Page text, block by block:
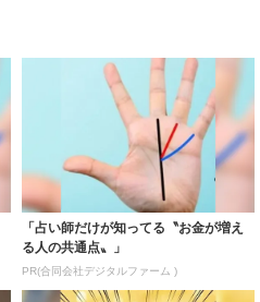
「占い師だけが知ってる〝お金が増え
る人の共通点〟」
PR(合同会社デジタルファーム )